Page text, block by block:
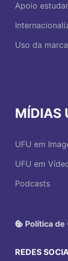
Apoio
Uso da
MÍDIAS
UFU em
UFU em
Podcasts
Política de
REDES